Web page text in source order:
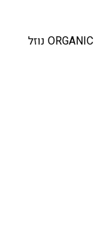
מים לקרור רדיאטור GLYCOGEL אדום 50% ORGANIC נוזל